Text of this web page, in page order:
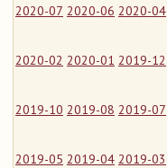
2020-07 2020-06 2020-04
2020-02 2020-01 2019-12
2019-10 2019-08 2019-07
2019-05 2019-04 2019-03